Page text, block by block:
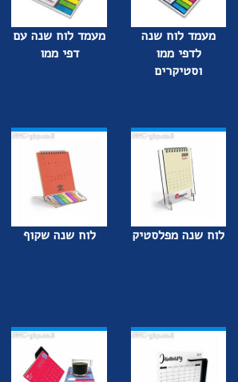
מעמד לוח שנה
לדפי ממו
וסטיקרים
מעמד לוח שנה עם
דפי ממו
לוח שנה מפלסטיק לוח שנה שקוף